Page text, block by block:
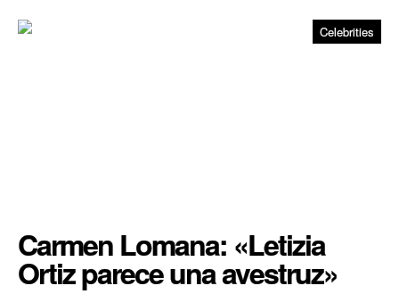
Celebrities
Carmen Lomana: «Letizia
Ortiz parece una avestruz»